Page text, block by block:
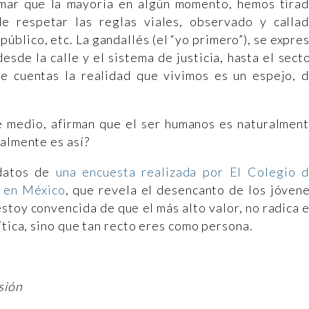
que la mayoría en algún momento, hemos
respetar las reglas viales, observado y
etc. La gandallés (el “yo primero”), se
la calle y el sistema de justicia, hasta el
la realidad que vivimos es un espejo,
afirman que el ser humanos es
es así?
de una encuesta realizada por El Colegio
México, que revela el desencanto de los
convencida de que el más alto valor, no radica
sino que tan recto eres como persona.